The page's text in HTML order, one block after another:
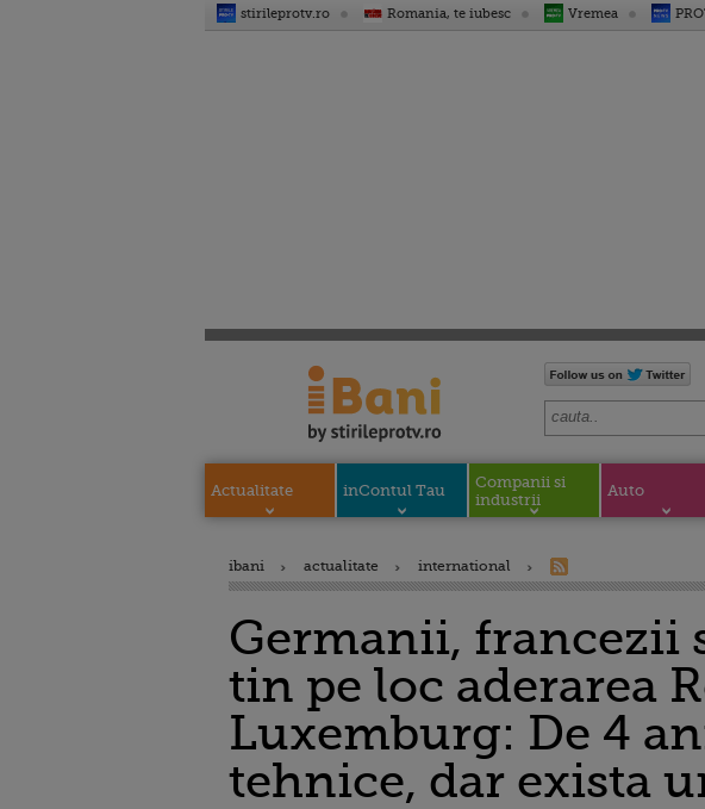
stirileprotv.ro Romania, te iubesc Vremea
Actualitate inContul Tau
Companii si
industrii
Auto
ibani actualitate international
Germanii, francezii
tin pe loc aderarea
Luxemburg: De 4
tehnice, dar exista